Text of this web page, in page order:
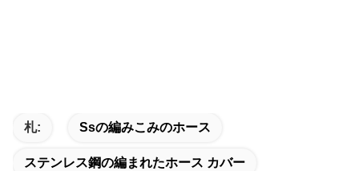
札: Ssの編みこみのホース
ステンレス鋼の編まれたホース カバー